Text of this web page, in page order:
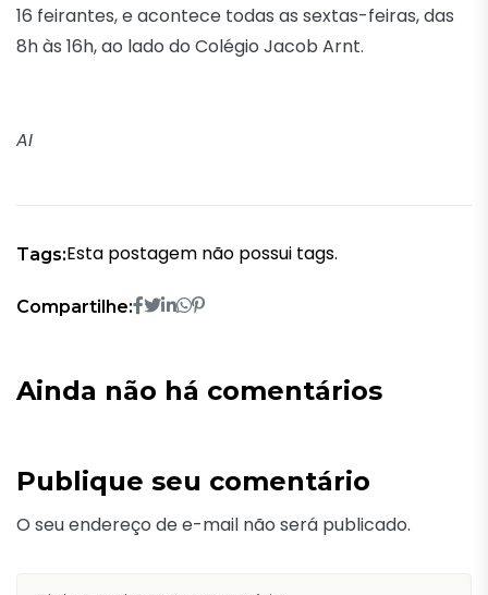
16 feirantes, e acontece todas as sextas-feiras, das
8h às 16h, ao lado do Colégio Jacob Arnt.
AI
Tags:Esta postagem não possui tags.
Compartilhe:
Ainda não há comentários
Publique seu comentário
O seu endereço de e-mail não será publicado.